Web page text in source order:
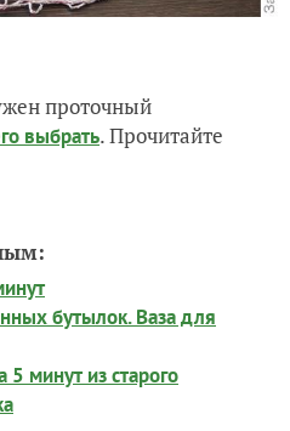
проточный
выбрать. Прочитайте
бутылок. Ваза для
5 минут из старого